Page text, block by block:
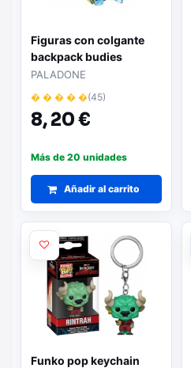
Figuras con colgante
backpack budies
paladone super mario
PALADONE
� � � � �(45)
8,20 €
Más de 20 unidades
Añadir al carrito
Funko pop keychain